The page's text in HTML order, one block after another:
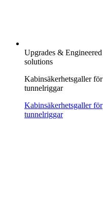
Upgrades & Engineered
solutions
Kabinsäkerhetsgaller för
tunnelriggar
Kabinsäkerhetsgaller för
tunnelriggar